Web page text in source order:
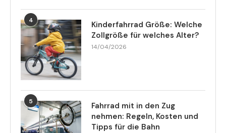
4
Kinderfahrrad Größe: Welche
Zollgröße für welches Alter?
14/04/2026
5
Fahrrad mit in den Zug
nehmen: Regeln, Kosten und
Tipps für die Bahn